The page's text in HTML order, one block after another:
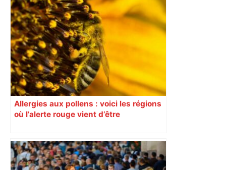
Allergies aux pollens : voici les régions
où l’alerte rouge vient d’être